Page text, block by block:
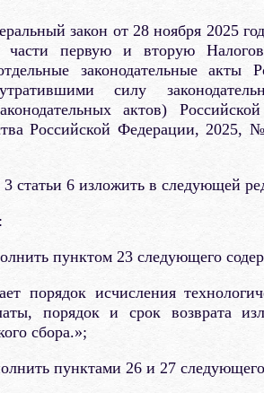
закон от 28 ноября 2025
первую и вторую
законодательные акты
силу
актов)
Российской Федерации,
статьи 6 изложить в следующей
пунктом 23 следующего
порядок исчисления
порядок и срок возврата
сбора.»;
пунктами 26 и 27